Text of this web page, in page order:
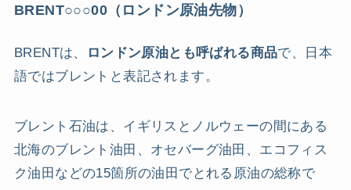
BRENT○○○00（ロンドン原油先物）
BRENTは、 ロンドン原油とも呼ばれる商品で、日本
語ではブレントと表記されます。
ブレント石油は、イギリスとノルウェーの間にある
北海のブレント油田、オセバーグ油田、エコフィス
ク油田などの15箇所の油田でとれる原油の総称で